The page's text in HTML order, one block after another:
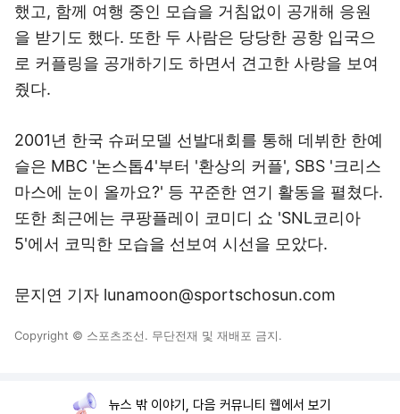
했고, 함께 여행 중인 모습을 거침없이 공개해 응원
을 받기도 했다. 또한 두 사람은 당당한 공항 입국으
로 커플링을 공개하기도 하면서 견고한 사랑을 보여
줬다.
2001년 한국 슈퍼모델 선발대회를 통해 데뷔한 한예
슬은 MBC '논스톱4'부터 '환상의 커플', SBS '크리스
마스에 눈이 올까요?' 등 꾸준한 연기 활동을 펼쳤다.
또한 최근에는 쿠팡플레이 코미디 쇼 'SNL코리아
5'에서 코믹한 모습을 선보여 시선을 모았다.
문지연 기자 lunamoon@sportschosun.com
Copyright © 스포츠조선. 무단전재 및 재배포 금지.
뉴스 밖 이야기, 다음 커뮤니티 웹에서 보기